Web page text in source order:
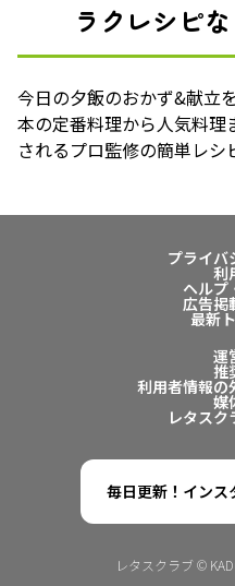
ラクレシピ
今日の夕飯のおかず&献立
本の定番料理から人気料理
されるプロ監修の簡単レシ
プライバ
利
ヘルプ
広告掲
最新
運
推
利用者情報の
媒
レタスク
毎日更新！インス
レタスクラブ ©